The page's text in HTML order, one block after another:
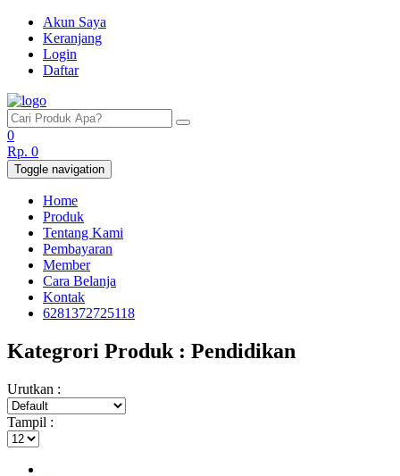
Akun Saya
Keranjang
Login
Daftar
0
Rp. 0
Toggle navigation
Home
Produk
Tentang Kami
Pembayaran
Member
Cara Belanja
Kontak
6281372725118
Kategrori Produk : Pendidikan
Urutkan :
Tampil :